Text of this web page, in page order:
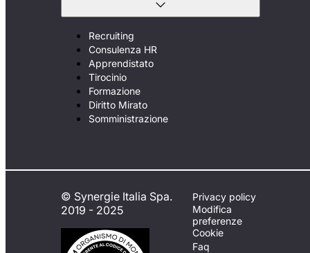
Recruiting
Consulenza HR
Apprendistato
Tirocinio
Formazione
Diritto Mirato
Somministrazione
© Synergie Italia Spa.
2019 - 2025
Privacy policy
Modifica
preferenze
Cookie
Faq